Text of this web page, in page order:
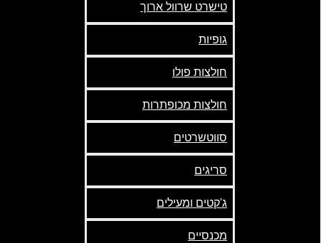
טישרט שרוול ארוך
גופיות
חולצות פולו
חולצות מכופתרות
סווטשרטים
סריגים
ג'קטים ומעילים
מכנסיים